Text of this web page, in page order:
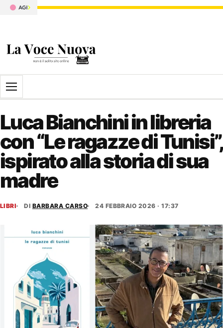
Apri il menu
Luca Bianchini in libreria
con “Le ragazze di Tunisi”,
ispirato alla storia di sua
madre
LIBRI DI BARBARA CARSO 24 FEBBRAIO 2026 · 17:37